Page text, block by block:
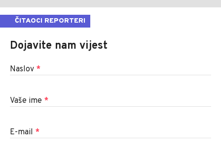
ČITAOCI REPORTERI
Dojavite nam vijest
Naslov *
Vaše ime *
E-mail *